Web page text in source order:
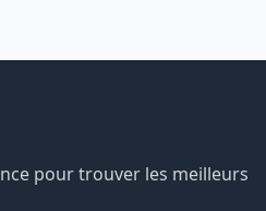
pour trouver les meilleurs